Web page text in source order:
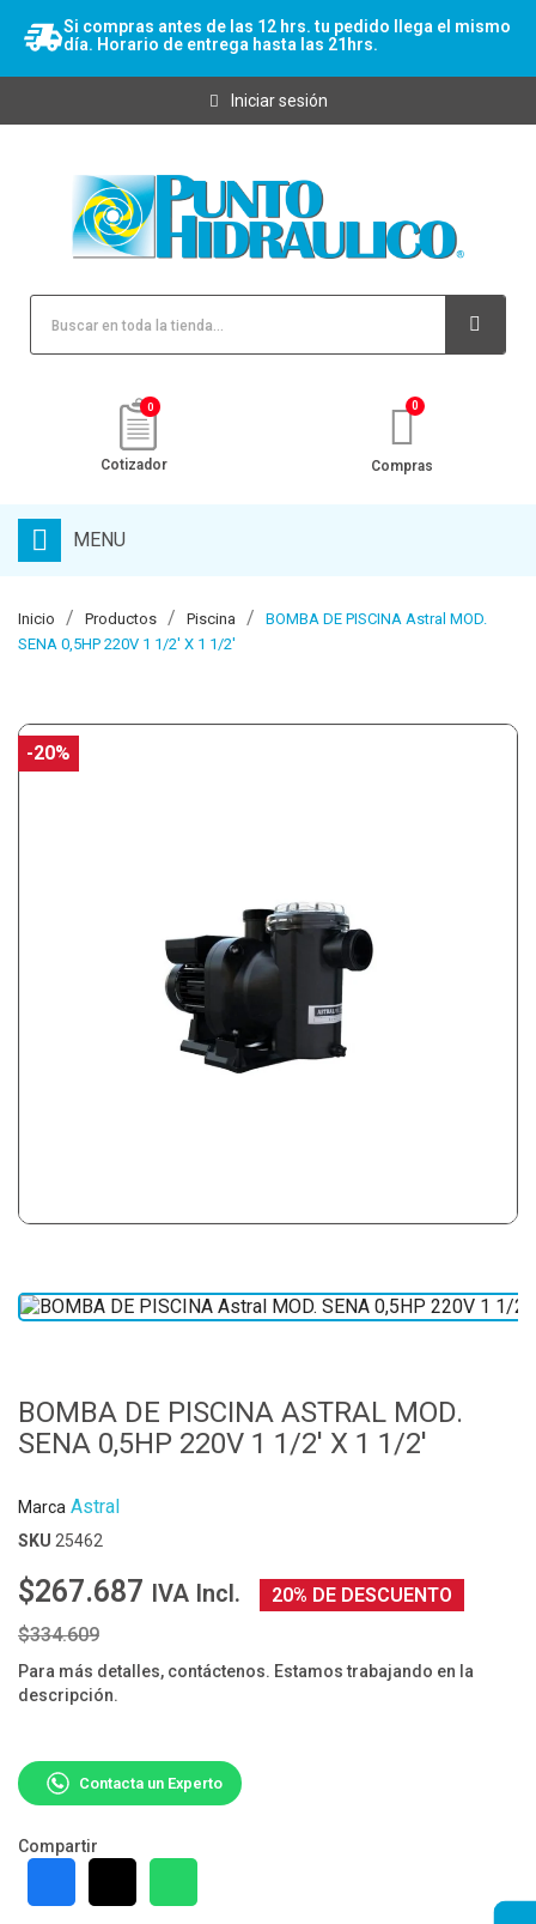
Si compras antes de las 12 hrs. tu pedido llega el mismo
día. Horario de entrega hasta las 21hrs.
Iniciar sesión
0
Cotizador Compras
MENU
Inicio Productos Piscina
BOMBA DE PISCINA Astral MOD.
SENA 0,5HP 220V 1 1/2' X 1 1/2'
-20%
BOMBA DE PISCINA ASTRAL MOD.
SENA 0,5HP 220V 1 1/2' X 1 1/2'
Marca Astral
SKU 25462
$267.687 IVA Incl.
20% DE DESCUENTO
$334.609
Para más detalles, contáctenos. Estamos trabajando en la
descripción.
Contacta un Experto
Compartir